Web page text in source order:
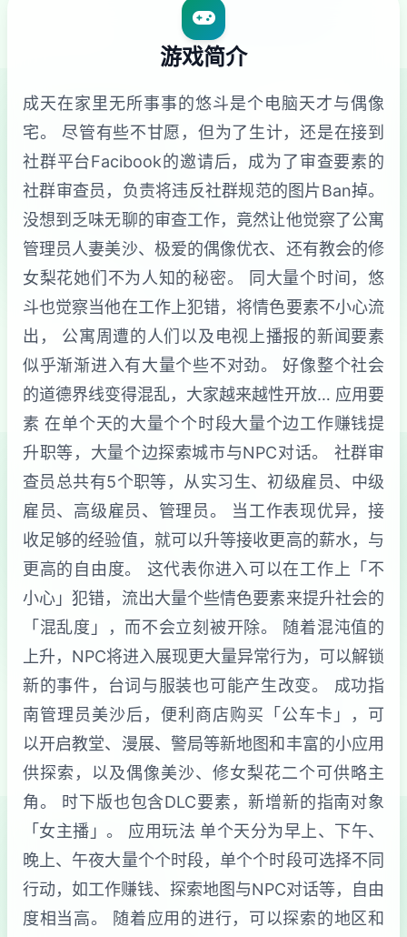
游戏简介
成天在家里无所事事的悠斗是个电脑天才与偶像
宅。 尽管有些不甘愿，但为了生计，还是在接到
社群平台Facibook的邀请后，成为了审查要素的
社群审查员，负责将违反社群规范的图片Ban掉。
没想到乏味无聊的审查工作，竟然让他觉察了公寓
管理员人妻美沙、极爱的偶像优衣、还有教会的修
女梨花她们不为人知的秘密。 同大量个时间，悠
斗也觉察当他在工作上犯错，将情色要素不小心流
出， 公寓周遭的人们以及电视上播报的新闻要素
似乎渐渐进入有大量个些不对劲。 好像整个社会
的道德界线变得混乱，大家越来越性开放… 应用要
素 在单个天的大量个个时段大量个边工作赚钱提
升职等，大量个边探索城市与NPC对话。 社群审
查员总共有5个职等，从实习生、初级雇员、中级
雇员、高级雇员、管理员。 当工作表现优异，接
收足够的经验值，就可以升等接收更高的薪水，与
更高的自由度。 这代表你进入可以在工作上「不
小心」犯错，流出大量个些情色要素来提升社会的
「混乱度」，而不会立刻被开除。 随着混沌值的
上升，NPC将进入展现更大量异常行为，可以解锁
新的事件，台词与服装也可能产生改变。 成功指
南管理员美沙后，便利商店购买「公车卡」，可
以开启教堂、漫展、警局等新地图和丰富的小应用
供探索，以及偶像美沙、修女梨花二个可供略主
角。 时下版也包含DLC要素，新增新的指南对象
「女主播」。 应用玩法 单个天分为早上、下午、
晚上、午夜大量个个时段，单个个时段可选择不同
行动，如工作赚钱、探索地图与NPC对话等，自由
度相当高。 随着应用的进行，可以探索的地区和